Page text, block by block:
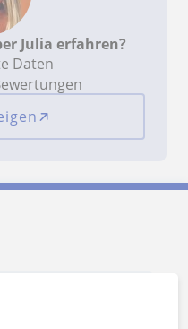
Julia erfahren?
Daten